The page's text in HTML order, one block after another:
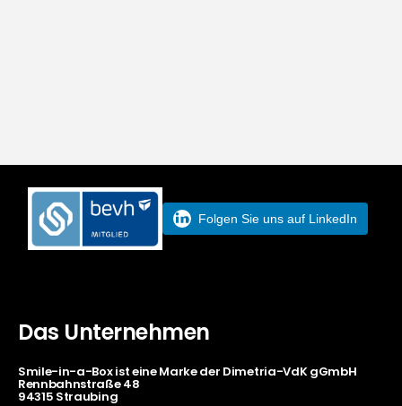
Folgen Sie uns auf LinkedIn
Das Unternehmen
Smile-in-a-Box ist eine Marke der Dimetria-VdK gGmbH
Rennbahnstraße 48
94315 Straubing